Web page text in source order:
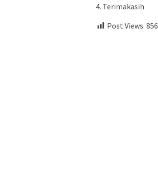
4. Terimakasih
Post Views: 856